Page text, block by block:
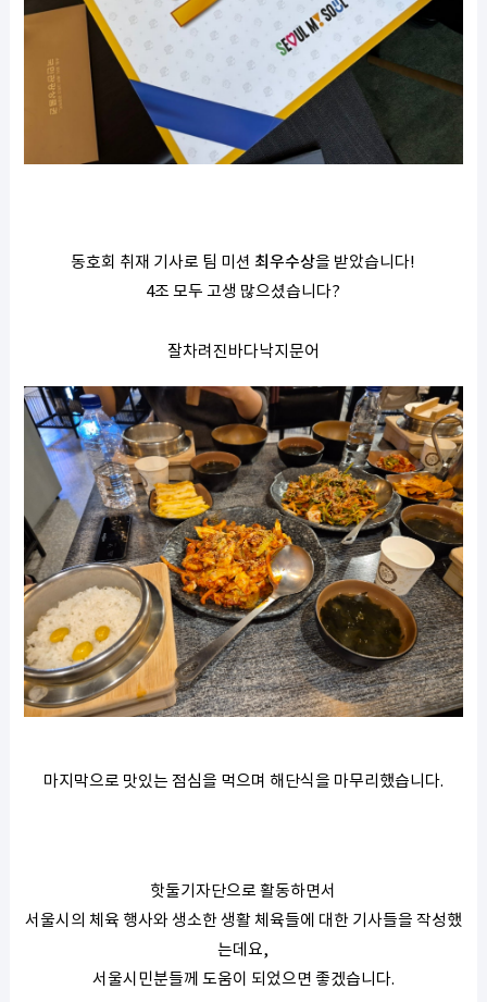
동호회 취재 기사로 팀 미션 최우수상을 받았습니다!
4조 모두 고생 많으셨습니다?
잘차려진바다낙지문어
마지막으로 맛있는 점심을 먹으며 해단식을 마무리했습니다.
핫둘기자단으로 활동하면서
서울시의 체육 행사와 생소한 생활 체육들에 대한 기사들을 작성했
는데요,
서울시민분들께 도움이 되었으면 좋겠습니다.